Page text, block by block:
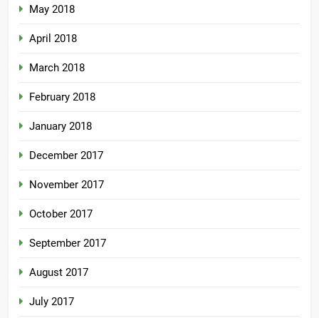
May 2018
April 2018
March 2018
February 2018
January 2018
December 2017
November 2017
October 2017
September 2017
August 2017
July 2017